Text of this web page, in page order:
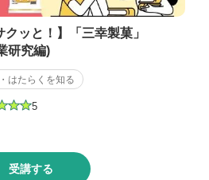
クッと！】「三幸製菓」
研究編)
はたらくを知る
5
受講する